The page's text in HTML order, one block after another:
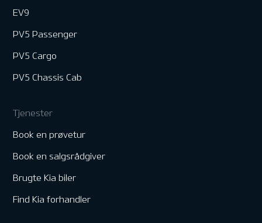
EV9
PV5 Passenger
PV5 Cargo
PV5 Chassis Cab
Tjenester
Book en prøvetur
Book en salgsrådgiver
Brugte Kia biler
Find Kia forhandler